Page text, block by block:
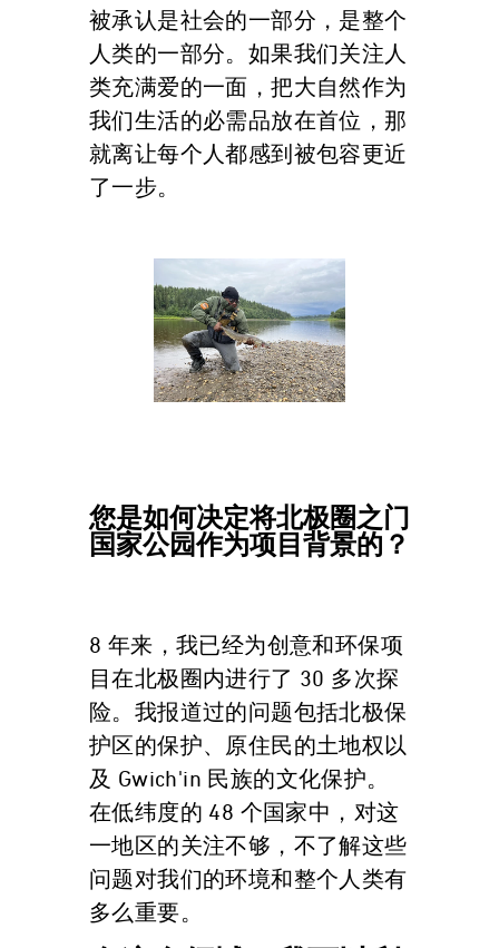
被承认是社会的一部分，是整个
人类的一部分。如果我们关注人
类充满爱的一面，把大自然作为
我们生活的必需品放在首位，那
就离让每个人都感到被包容更近
了一步。
您是如何决定将北极圈之门
国家公园作为项目背景的？
8 年来，我已经为创意和环保项
目在北极圈内进行了 30 多次探
险。我报道过的问题包括北极保
护区的保护、原住民的土地权以
及 Gwich'in 民族的文化保护。
在低纬度的 48 个国家中，对这
一地区的关注不够，不了解这些
问题对我们的环境和整个人类有
多么重要。